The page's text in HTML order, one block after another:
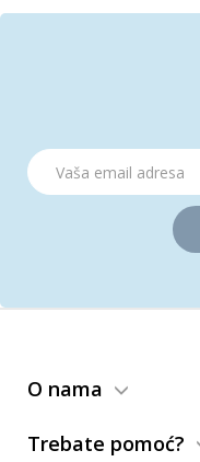
O nama
Trebate pomoć?